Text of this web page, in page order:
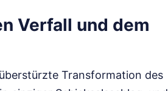
Verfall und dem
Transformation des